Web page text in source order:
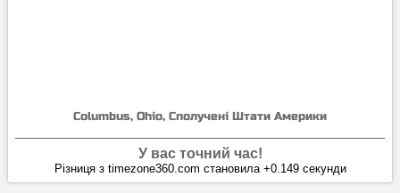
Columbus, Ohio, Сполучені Штати Америки
У вас точний час!
Різниця з timezone360.com становила +0.149 секунди